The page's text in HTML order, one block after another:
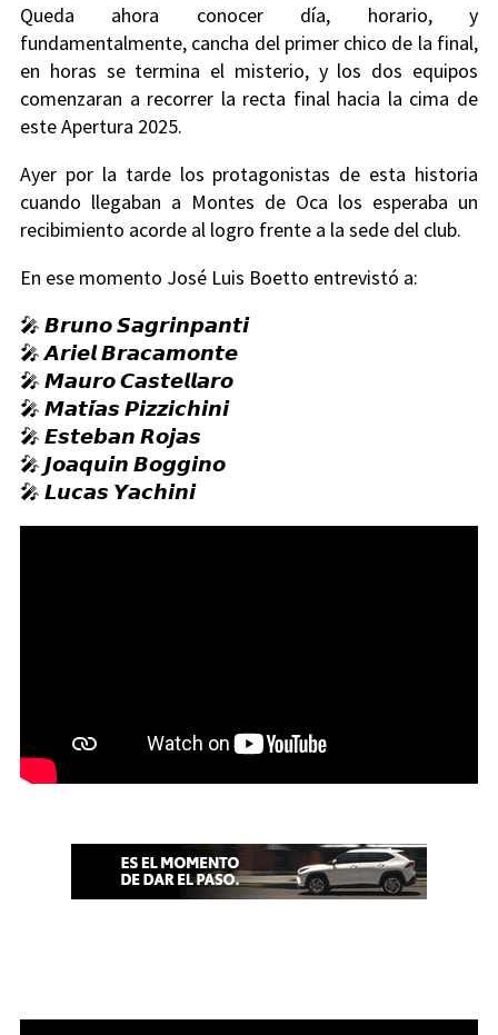
Queda ahora conocer día, horario, y
fundamentalmente, cancha del primer chico de la final,
en horas se termina el misterio, y los dos equipos
comenzaran a recorrer la recta final hacia la cima de
este Apertura 2025.
Ayer por la tarde los protagonistas de esta historia
cuando llegaban a Montes de Oca los esperaba un
recibimiento acorde al logro frente a la sede del club.
En ese momento José Luis Boetto entrevistó a:
🎤 𝘽𝙧𝙪𝙣𝙤 𝙎𝙖𝙜𝙧𝙞𝙣𝙥𝙖𝙣𝙩𝙞
🎤 𝘼𝙧𝙞𝙚𝙡 𝘽𝙧𝙖𝙘𝙖𝙢𝙤𝙣𝙩𝙚
🎤 𝙈𝙖𝙪𝙧𝙤 𝘾𝙖𝙨𝙩𝙚𝙡𝙡𝙖𝙧𝙤
🎤 𝙈𝙖𝙩𝙞́𝙖𝙨 𝙋𝙞𝙯𝙯𝙞𝙘𝙝𝙞𝙣𝙞
🎤 𝙀𝙨𝙩𝙚𝙗𝙖𝙣 𝙍𝙤𝙟𝙖𝙨
🎤 𝙅𝙤𝙖𝙦𝙪𝙞𝙣 𝘽𝙤𝙜𝙜𝙞𝙣𝙤
🎤 𝙇𝙪𝙘𝙖𝙨 𝙔𝙖𝙘𝙝𝙞𝙣𝙞